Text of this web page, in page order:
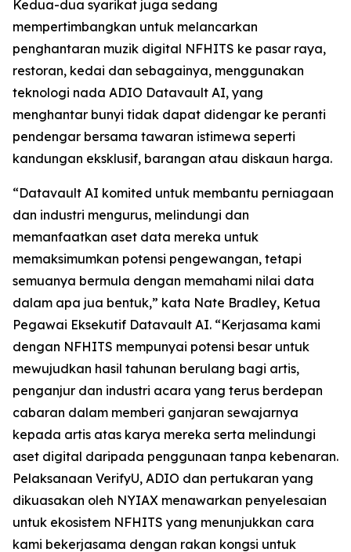
Kedua-dua syarikat juga sedang
mempertimbangkan untuk melancarkan
penghantaran muzik digital NFHITS ke pasar raya,
restoran, kedai dan sebagainya, menggunakan
teknologi nada ADIO Datavault AI, yang
menghantar bunyi tidak dapat didengar ke peranti
pendengar bersama tawaran istimewa seperti
kandungan eksklusif, barangan atau diskaun harga.
“Datavault AI komited untuk membantu perniagaan
dan industri mengurus, melindungi dan
memanfaatkan aset data mereka untuk
memaksimumkan potensi pengewangan, tetapi
semuanya bermula dengan memahami nilai data
dalam apa jua bentuk,” kata Nate Bradley, Ketua
Pegawai Eksekutif Datavault AI. “Kerjasama kami
dengan NFHITS mempunyai potensi besar untuk
mewujudkan hasil tahunan berulang bagi artis,
penganjur dan industri acara yang terus berdepan
cabaran dalam memberi ganjaran sewajarnya
kepada artis atas karya mereka serta melindungi
aset digital daripada penggunaan tanpa kebenaran.
Pelaksanaan VerifyU, ADIO dan pertukaran yang
dikuasakan oleh NYIAX menawarkan penyelesaian
untuk ekosistem NFHITS yang menunjukkan cara
kami bekerjasama dengan rakan kongsi untuk